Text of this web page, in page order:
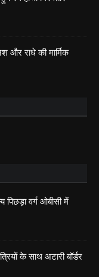
और राधे की मार्मिक
पिछड़ा वर्ग ओबीसी में
के साथ अटारी बॉर्डर